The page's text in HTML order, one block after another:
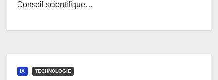
Conseil scientifique…
IA TECHNOLOGIE